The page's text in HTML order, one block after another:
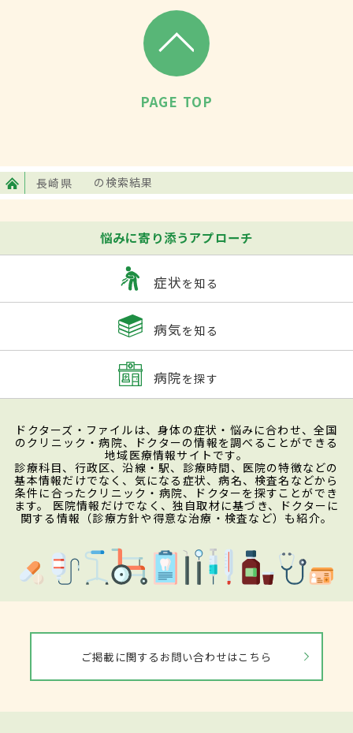
PAGE TOP
長崎県 の検索結果
悩みに寄り添うアプローチ
症状を知る
病気を知る
病院を探す
ドクターズ・ファイルは、身体の症状・悩みに合わせ、全国
のクリニック・病院、ドクターの情報を調べることができる
地域医療情報サイトです。
診療科目、行政区、沿線・駅、診療時間、医院の特徴などの
基本情報だけでなく、気になる症状、病名、検査名などから
条件に合ったクリニック・病院、ドクターを探すことができ
ます。 医院情報だけでなく、独自取材に基づき、ドクターに
関する情報（診療方針や得意な治療・検査など）も紹介。
ご掲載に関するお問い合わせはこちら